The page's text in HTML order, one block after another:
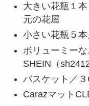
大きい花瓶１
元の花屋
小さい花瓶５
ボリューミー
SHEIN（
バスケット／
Carazマット